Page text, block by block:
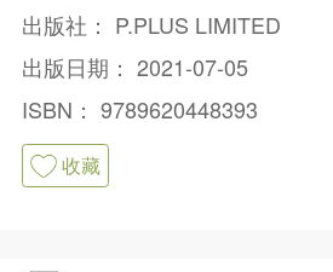
出版社： P.PLUS LIMITED
出版日期： 2021-07-05
ISBN： 9789620448393
收藏